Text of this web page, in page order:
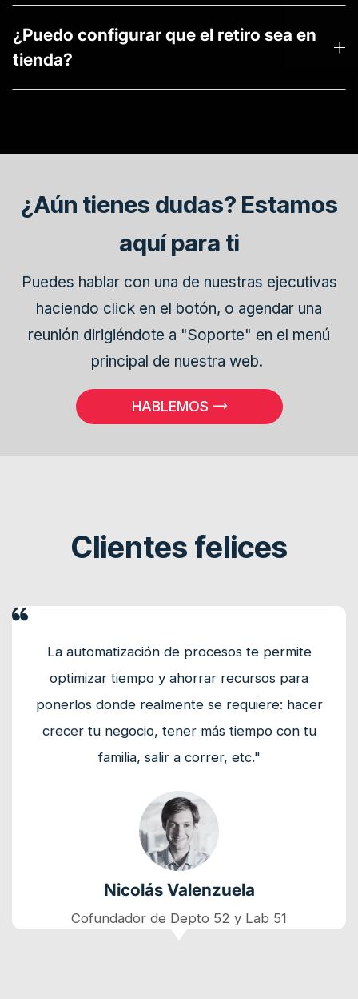
facturas), revisando su número y URL para
cuadrar tus ventas. En cada boleta que genere
BSale, podrás revisar el número de pedido de
posiciona tus productos en distintos
el pedido.
¿Puedo configurar que el retiro sea en
tienda?
¿Aún tienes dudas? Estamos
aquí para ti
Puedes hablar con una de nuestras ejecutivas
haciendo click en el botón, o agendar una
reunión dirigiéndote a "Soporte" en el menú
principal de nuestra web.
HABLEMOS
Clientes felices
La automatización de procesos te permite
optimizar tiempo y ahorrar recursos para
ponerlos donde realmente se requiere: hacer
crecer tu negocio, tener más tiempo con tu
familia, salir a correr, etc."
Nicolás Valenzuela
Cofundador de Depto 52 y Lab 51